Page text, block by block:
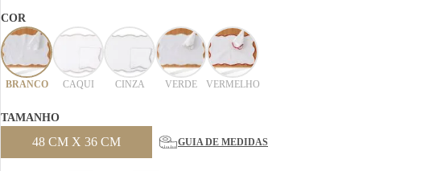
COR
BRANCO CAQUI CINZA VERDE VERMELHO
TAMANHO
48 CM X 36 CM GUIA DE MEDIDAS